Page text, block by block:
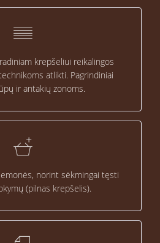
krepšeliui reikalingos
atlikti. Pagrindiniai
ir antakių zonoms.
norint sėkmingai tęsti
(pilnas krepšelis).